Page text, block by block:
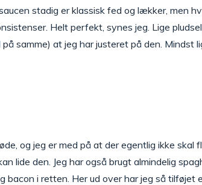
stadig er klassisk fed og lækker, men
Helt perfekt, synes jeg. Lige
samme) at jeg har justeret på den. Mindst
og jeg er med på at der egentlig ikke skal
lide den. Jeg har også brugt almindelig
bacon i retten. Her ud over har jeg så tilføjet